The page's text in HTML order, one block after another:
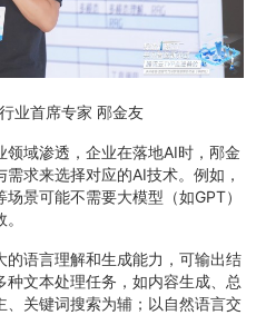
业首席专家 邴金友
领域渗透，企业在落地AI时，邴金
求来选择对应的AI技术。例如，
景可能不需要大模型（如GPT）
的语言理解和生成能力，可输出结
文本处理任务，如内容生成、总
关键词搜索为辅；以自然语言交